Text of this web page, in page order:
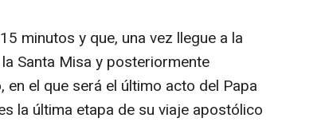
minutos y que, una vez llegue a la
Santa Misa y posteriormente
el que será el último acto del Papa
la última etapa de su viaje apostólico